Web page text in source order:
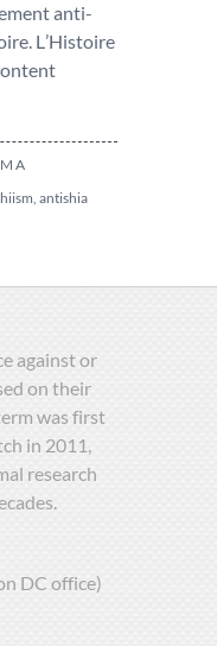
anti-
L’Histoire
A
, antishia
against or
on their
was first
in 2011,
research
DC office)